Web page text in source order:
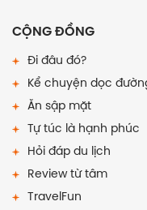
CỘNG ĐỒNG
Đi đâu đó?
Kể chuyện dọc
Ăn sập mặt
Tự túc là hạnh phúc
Hỏi đáp du lịch
Review từ tâm
TravelFun